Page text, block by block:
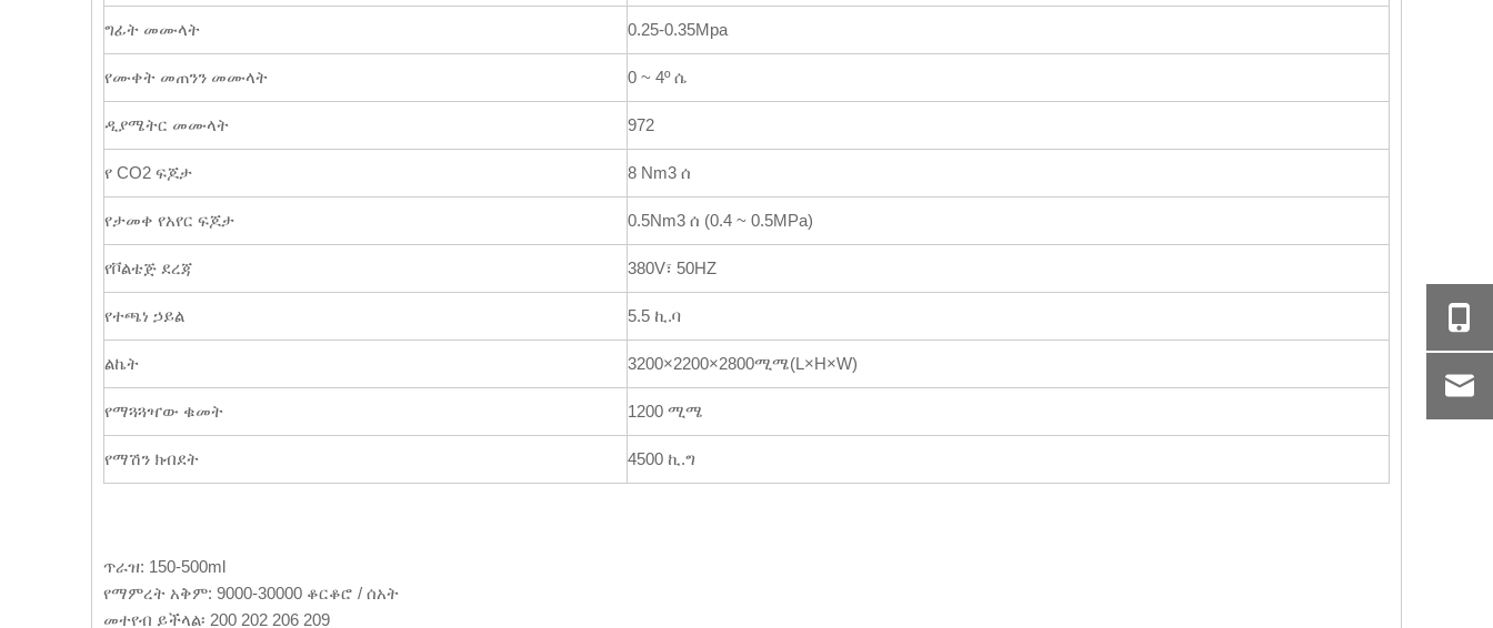
ግፊት መሙላት 0.25-0.35Mpa
የሙቀት መጠንን መሙላት 0 ~ 4º ሴ
ዲያሜትር መሙላት 972
የ CO2 ፍጆታ 8 Nm3 ሰ
የታመቀ የአየር ፍጆታ 0.5Nm3 ሰ (0.4 ~ 0.5MPa)
የቮልቴጅ ደረጃ 380V፣ 50HZ
የተጫነ ኃይል 5.5 ኪ.ባ
ልኬት 3200×2200×2800ሚሜ(L×H×W)
የማጓጓዣው ቁመት 1200 ሚሜ
የማሽን ክብደት 4500 ኪ.ግ
ጥራዝ: 150-500ml
የማምረት አቅም: 9000-30000 ቆርቆሮ / ሰአት
መተየብ ይችላል፡ 200 202 206 209